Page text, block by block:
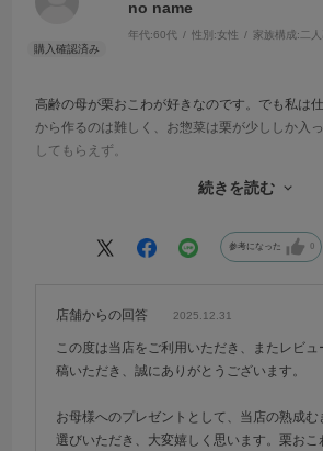
no name
年代:60代 性別:女性 家族構成: 二人
高齢の母が栗おこわが好きなのです。でも私は
から作るのは難しく、お惣菜は栗が少ししか入
してもらえず。
味もふんわり甘くて、大満足でした。一袋目は
きない母に、プレゼントです。
続きを読む
参考になった 0
店舗からの回答 2025.12.31
この度は当店をご利用いただき、またレビュ
稿いただき、誠にありがとうございます。
お母様へのプレゼントとして、当店の熟成む
選びいただき、大変嬉しく思います。栗おこ